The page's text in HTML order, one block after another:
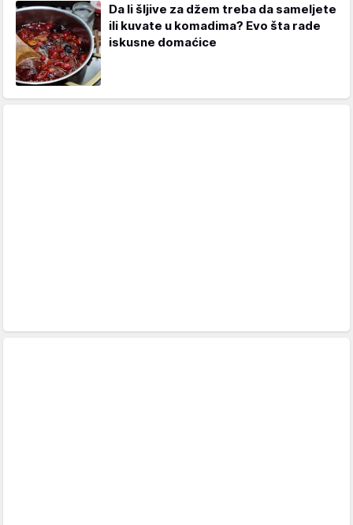
Da li šljive za džem treba da sameljete
ili kuvate u komadima? Evo šta rade
iskusne domaćice